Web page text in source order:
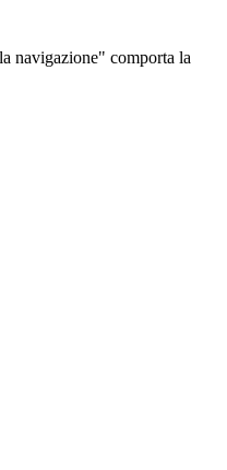
navigazione" comporta la